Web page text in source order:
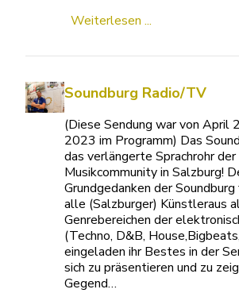
Weiterlesen ...
Soundburg Radio/TV
(Diese Sendung war von April
2023 im Programm) Das
das verlängerte Sprachrohr
Musikcommunity in Salzburg!
Grundgedanken der
alle (Salzburger) Künstleraus
Genrebereichen der
(Techno, D&B,
eingeladen ihr Bestes in der
sich zu präsentieren und zu
Gegend…